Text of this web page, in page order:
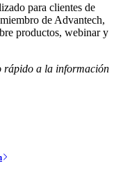
para clientes de
de Advantech,
productos, webinar y
rápido a la información